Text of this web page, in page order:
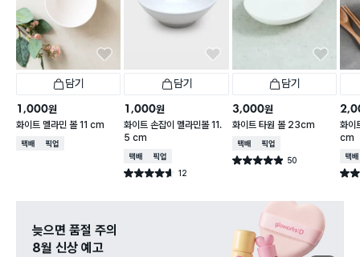
담기
1,000원
화이트 멜라민 볼 11 cm
택배배송매장픽업
담기
1,000원
화이트 손잡이 멜라민볼 11.
5 cm
택배배송매장픽업
별점 4.6점 12
건 작성
담기
3,000원
화이트 타원 볼 23cm
택배배송매장픽업
별점 4.9점 50
건 작성
화이
cm
택배
별점
늦으면 품절 주의
8월 신상 예고